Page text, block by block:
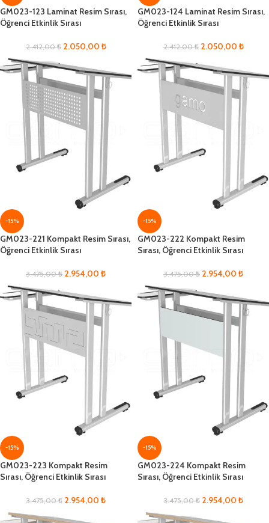
GM023-123 Laminat Resim Sırası,
Öğrenci Etkinlik Sırası
2.412,00₺ 2.050,00 ₺
GM023-124 Laminat Resim Sırası,
Öğrenci Etkinlik Sırası
2.412,00₺ 2.050,00 ₺
-15%
GM023-221 Kompakt Resim Sırası,
Öğrenci Etkinlik Sırası
3.475,00₺ 2.954,00 ₺
-15%
GM023-222 Kompakt Resim
Sırası, Öğrenci Etkinlik Sırası
3.475,00₺ 2.954,00 ₺
-15%
GM023-223 Kompakt Resim
Sırası, Öğrenci Etkinlik Sırası
3.475,00₺ 2.954,00 ₺
-15%
GM023-224 Kompakt Resim
Sırası, Öğrenci Etkinlik Sırası
3.475,00₺ 2.954,00 ₺